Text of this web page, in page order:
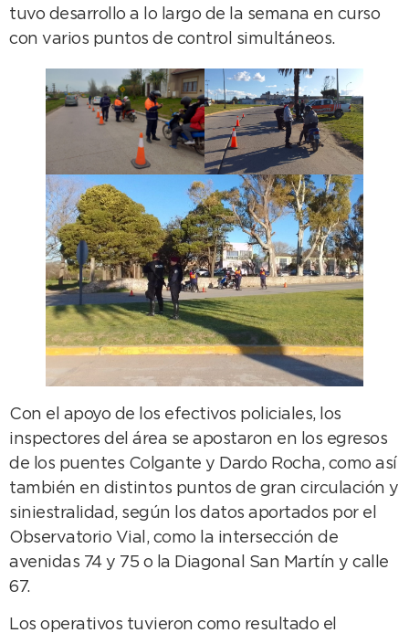
tuvo desarrollo a lo largo de la semana en curso
con varios puntos de control simultáneos.
Con el apoyo de los efectivos policiales, los
inspectores del área se apostaron en los egresos
de los puentes Colgante y Dardo Rocha, como así
también en distintos puntos de gran circulación y
siniestralidad, según los datos aportados por el
Observatorio Vial, como la intersección de
avenidas 74 y 75 o la Diagonal San Martín y calle
67.
Los operativos tuvieron como resultado el